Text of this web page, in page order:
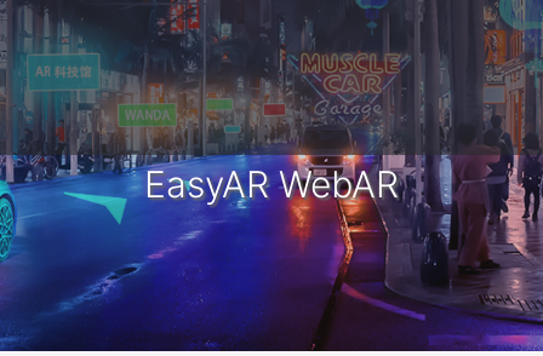
EasyAR WebAR